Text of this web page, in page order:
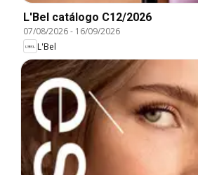
L'Bel catálogo C12/2026
07/08/2026- 16/09/2026
L'Bel